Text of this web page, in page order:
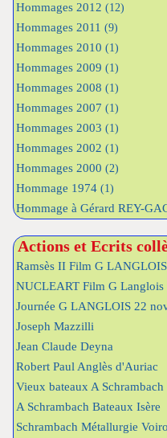
Hommages 2012 (12)
Hommages 2011 (9)
Hommages 2010 (1)
Hommages 2009 (1)
Hommages 2008 (1)
Hommages 2007 (1)
Hommages 2003 (1)
Hommages 2002 (1)
Hommages 2000 (2)
Hommage 1974 (1)
Hommage à Gérard REY-
Actions et Ecrits
Ramsès II Film G
NUCLEART Film G Langlois
Journée G LANGLOIS 22
Joseph Mazzilli
Jean Claude Deyna
Robert Paul Anglès d'Auriac
Vieux bateaux A Schrambach
A Schrambach Bateaux Isère
Schrambach Métallurgie